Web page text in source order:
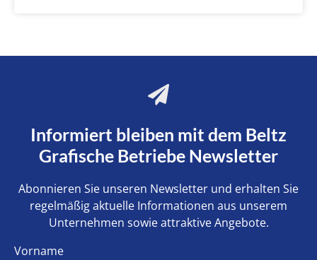
Informiert bleiben mit dem Beltz
Grafische Betriebe Newsletter
Abonnieren Sie unseren Newsletter und erhalten Sie
regelmäßig aktuelle Informationen aus unserem
Unternehmen sowie attraktive Angebote.
Vorname